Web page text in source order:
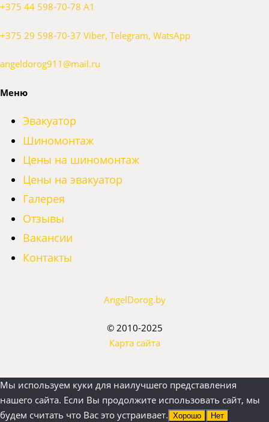
+375 44 598-70-78 A1
+375 29 598-70-37 Viber, Telegram, WatsApp
angeldorog911@mail.ru
Меню
Эвакуатор
Шиномонтаж
Цены на шиномонтаж
Цены на эвакуатор
Галерея
Отзывы
Вакансии
Контакты
AngelDorog.by
© 2010-2025
Карта сайта
Мы используем куки для наилучшего представления
нашего сайта. Если Вы продолжите использовать сайт, мы
будем считать что Вас это устраивает. Хорошо Нет